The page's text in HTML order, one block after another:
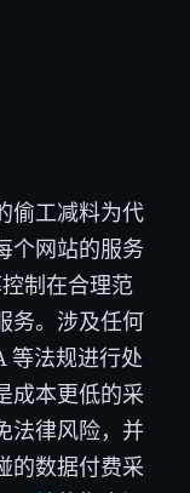
偷工减料为代
个网站的服务
制在合理范
务。涉及任何
等法规进行处
成本更低的采
法律风险，并
的数据付费采